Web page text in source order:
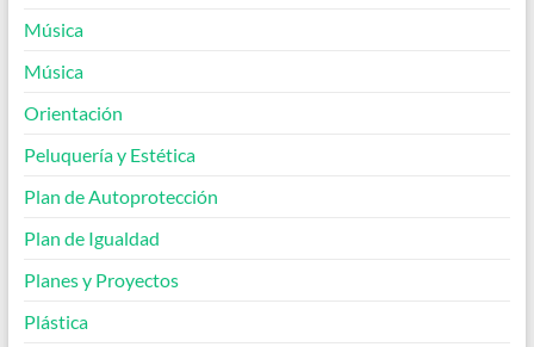
Música
Música
Orientación
Peluquería y Estética
Plan de Autoprotección
Plan de Igualdad
Planes y Proyectos
Plástica